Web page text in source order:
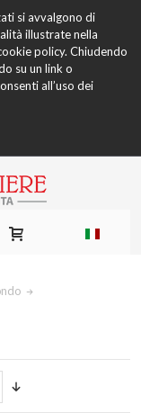
si avvalgono di
illustrate nella
policy. Chiudendo
su un link o
all’uso dei